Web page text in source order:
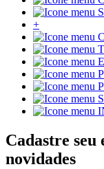
+
Cadastre seu
novidades